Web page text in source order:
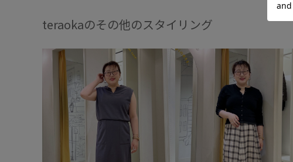
teraokaのその他のスタイリング